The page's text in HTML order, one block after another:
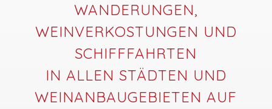
WANDERUNGEN,
WEINVERKOSTUNGEN UND
SCHIFFFAHRTEN
IN ALLEN STÄDTEN UND
WEINANBAUGEBIETEN AUF